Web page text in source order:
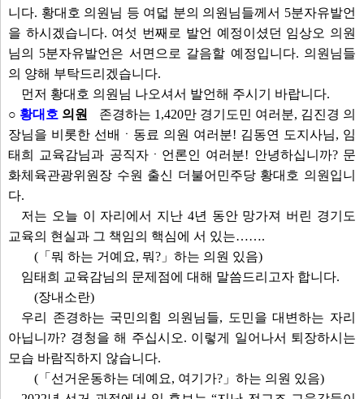
니다. 황대호 의원님 등 여덟 분의 의원님들께서 5분자유발언
을 하시겠습니다. 여섯 번째로 발언 예정이셨던 임상오 의원
님의 5분자유발언은 서면으로 갈음할 예정입니다. 의원님들
의 양해 부탁드리겠습니다.
먼저 황대호 의원님 나오셔서 발언해 주시기 바랍니다.
○ 황대호 의원
존경하는 1,420만 경기도민 여러분, 김진경 의
장님을 비롯한 선배ㆍ동료 의원 여러분! 김동연 도지사님, 임
태희 교육감님과 공직자ㆍ언론인 여러분! 안녕하십니까? 문
화체육관광위원장 수원 출신 더불어민주당 황대호 의원입니
다.
저는 오늘 이 자리에서 지난 4년 동안 망가져 버린 경기도
교육의 현실과 그 책임의 핵심에 서 있는…….
(「뭐 하는 거예요, 뭐?」하는 의원 있음)
임태희 교육감님의 문제점에 대해 말씀드리고자 합니다.
(장내소란)
우리 존경하는 국민의힘 의원님들, 도민을 대변하는 자리
아닙니까? 경청을 해 주십시오. 이렇게 일어나서 퇴장하시는
모습 바람직하지 않습니다.
(「선거운동하는 데예요, 여기가?」하는 의원 있음)